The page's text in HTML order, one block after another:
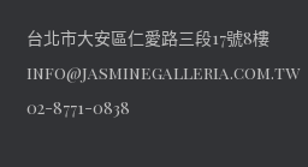
台北市大安區仁愛路三段17號8樓
info@jasminegalleria.com.tw
02-8771-0838